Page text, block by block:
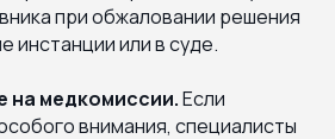
при обжаловании решения
инстанции или в суде.
на медкомиссии.Если
внимания, специалисты